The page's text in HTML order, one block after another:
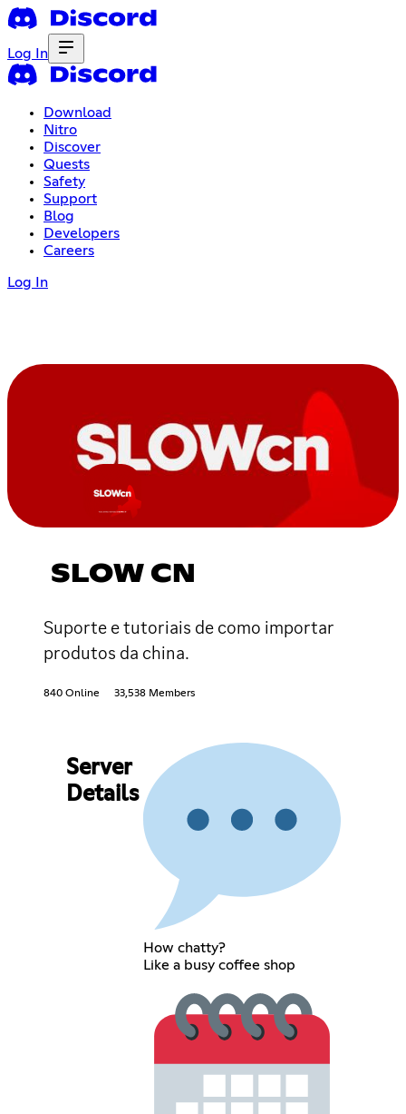
Log In
Download
Nitro
Discover
Quests
Safety
Support
Blog
Developers
Careers
Log In
SLOW CN
Suporte e tutoriais de como importar
produtos da china.
840 Online 33,538 Members
Server
Details
How chatty?
Like a busy coffee shop